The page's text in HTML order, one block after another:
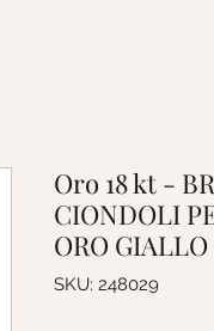
Oro 18 kt -
CIONDOLI
ORO
SKU: 248029